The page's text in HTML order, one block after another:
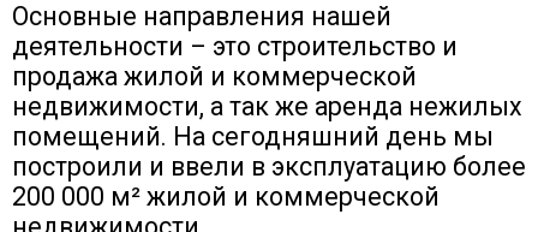
Основные направления нашей
деятельности – это строительство и
продажа жилой и коммерческой
недвижимости, а так же аренда нежилых
помещений. На сегодняшний день мы
построили и ввели в эксплуатацию более
200 000 м² жилой и коммерческой